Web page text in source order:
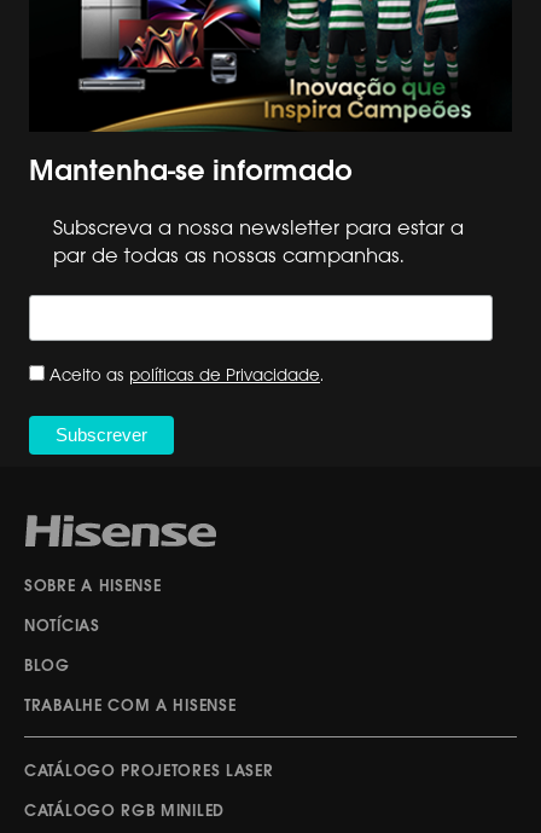
Mantenha-se informado
Subscreva a nossa newsletter para estar a
par de todas as nossas campanhas.
Aceito as políticas de Privacidade.
SOBRE A HISENSE
NOTÍCIAS
BLOG
TRABALHE COM A HISENSE
CATÁLOGO PROJETORES LASER
CATÁLOGO RGB MINILED